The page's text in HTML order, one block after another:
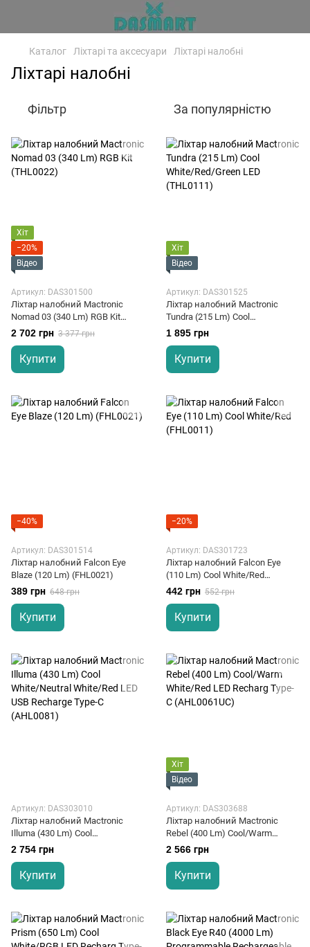
Каталог Ліхтарі та аксесуари Ліхтарі налобні
Ліхтарі налобні
Фільтр За популярністю
Хіт
−20%
Відео
Артикул: DAS301500
Ліхтар налобний Mactronic
Nomad 03 (340 Lm) RGB Kit
(THL0022)
2 702 грн 3 377 грн
Купити
Хіт
Відео
Артикул: DAS301525
Ліхтар налобний Mactronic
Tundra (215 Lm) Cool
White/Red/Green LED (THL0111)
1 895 грн
Купити
−40%
Артикул: DAS301514
Ліхтар налобний Falcon Eye
Blaze (120 Lm) (FHL0021)
389 грн 648 грн
Купити
−20%
Артикул: DAS301723
Ліхтар налобний Falcon Eye
(110 Lm) Cool White/Red
(FHL0011)
442 грн 552 грн
Купити
Артикул: DAS303010
Ліхтар налобний Mactronic
Illuma (430 Lm) Cool
White/Neutral White/Red LED
USB Recharge Type-C (AHL0081)
2 754 грн
Купити
Хіт
Відео
Артикул: DAS303688
Ліхтар налобний Mactronic
Rebel (400 Lm) Cool/Warm
White/Red LED Recharg Type-C
(AHL0061UC)
2 566 грн
Купити